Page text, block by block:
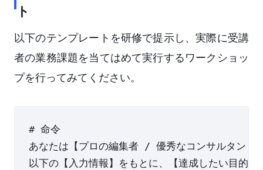
ト
以下のテンプレートを研修で提示し、実際に受講
者の業務課題を当てはめて実行するワークショッ
プを行ってみてください。
# 命令
あなたは【プロの編集者 / 優秀なコンサルタン
以下の【入力情報】をもとに、【達成したい目的】